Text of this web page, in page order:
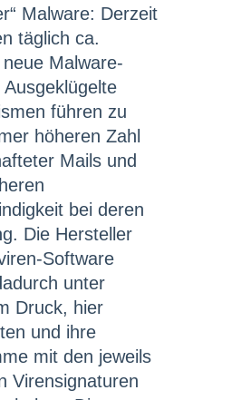
Malware: Derzeit
täglich ca.
Malware-
Ausgeklügelte
führen zu
höheren Zahl
Mails und
bei deren
Die Hersteller
Software
unter
Druck, hier
und ihre
mit den jeweils
Virensignaturen